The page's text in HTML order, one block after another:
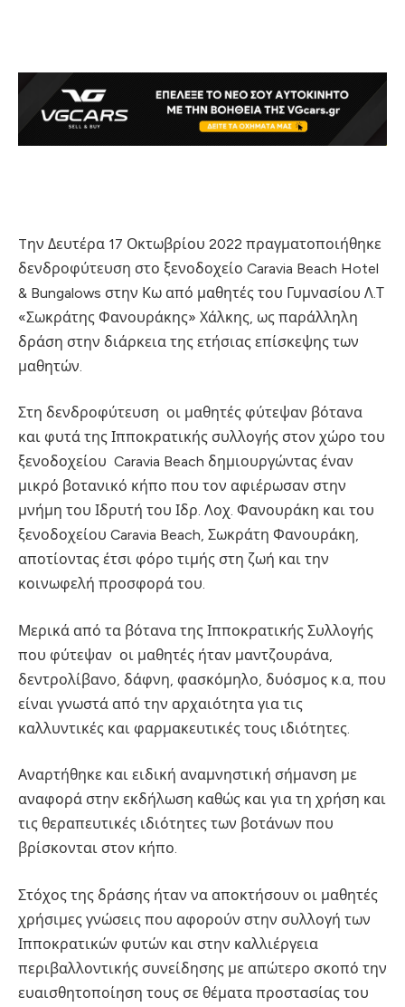
Tην Δευτέρα 17 Οκτωβρίου 2022 πραγματοποιήθηκε
δενδροφύτευση στο ξενοδοχείο Caravia Beach Hotel
& Bungalows στην Κω από μαθητές του Γυμνασίου Λ.Τ
«Σωκράτης Φανουράκης» Χάλκης, ως παράλληλη
δράση στην διάρκεια της ετήσιας επίσκεψης των
μαθητών.
Στη δενδροφύτευση οι μαθητές φύτεψαν βότανα
και φυτά της Ιπποκρατικής συλλογής στον χώρο του
ξενοδοχείου Caravia Beach δημιουργώντας έναν
μικρό βοτανικό κήπο που τον αφιέρωσαν στην
μνήμη του Ιδρυτή του Ιδρ. Λοχ. Φανουράκη και του
ξενοδοχείου Caravia Beach, Σωκράτη Φανουράκη,
αποτίοντας έτσι φόρο τιμής στη ζωή και την
κοινωφελή προσφορά του.
Μερικά από τα βότανα της Ιπποκρατικής Συλλογής
που φύτεψαν οι μαθητές ήταν μαντζουράνα,
δεντρολίβανο, δάφνη, φασκόμηλο, δυόσμος κ.α, που
είναι γνωστά από την αρχαιότητα για τις
καλλυντικές και φαρμακευτικές τους ιδιότητες.
Αναρτήθηκε και ειδική αναμνηστική σήμανση με
αναφορά στην εκδήλωση καθώς και για τη χρήση και
τις θεραπευτικές ιδιότητες των βοτάνων που
βρίσκονται στον κήπο.
Στόχος της δράσης ήταν να αποκτήσουν οι μαθητές
χρήσιμες γνώσεις που αφορούν στην συλλογή των
Ιπποκρατικών φυτών και στην καλλιέργεια
περιβαλλοντικής συνείδησης με απώτερο σκοπό την
ευαισθητοποίηση τους σε θέματα προστασίας του